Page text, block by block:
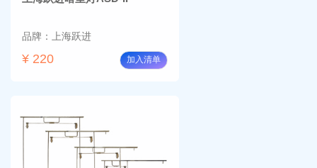
品牌：上海跃进
¥ 220 加入清单